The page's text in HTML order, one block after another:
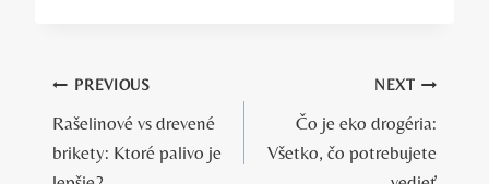
Navigácia
v
PREVIOUS
Rašelinové vs drevené
brikety: Ktoré palivo je
NEXT
Čo je eko drogéria:
Všetko, čo potrebujete